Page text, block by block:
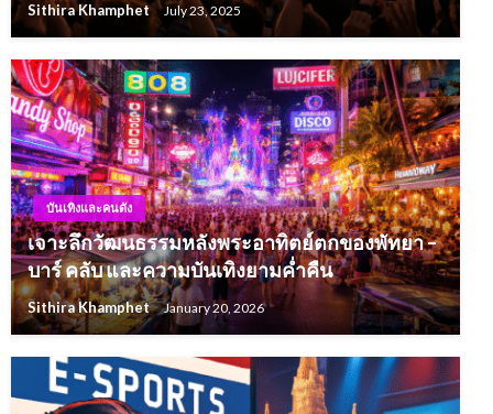
Sithira Khamphet July 23, 2025
บันเทิงและคนดัง
เจาะลึกวัฒนธรรมหลังพระอาทิตย์ตกของพัทยา –
บาร์ คลับ และความบันเทิงยามค่ำคืน
Sithira Khamphet January 20, 2026